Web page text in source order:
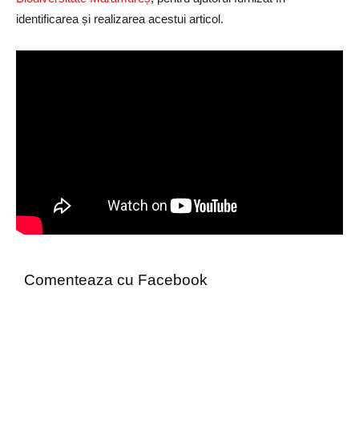
identificarea și realizarea acestui articol.
Comenteaza cu Facebook